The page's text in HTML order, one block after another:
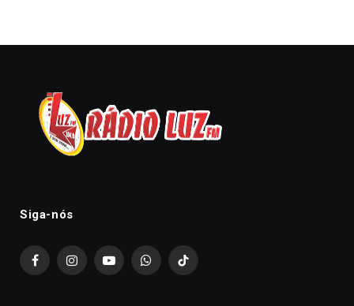
Siga-nós
FacebookInstagramYouTubeWhatsAppTikTok